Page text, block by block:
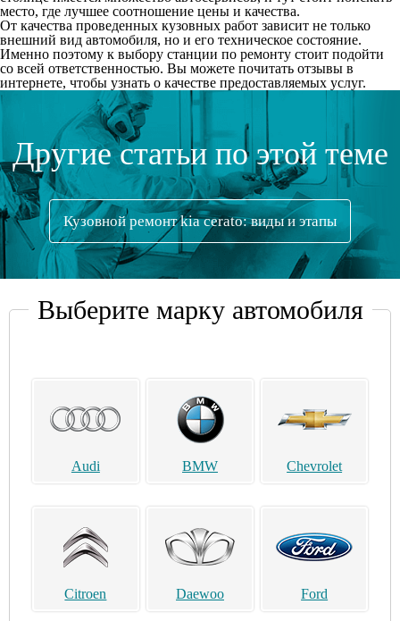
место, где лучшее соотношение цены и качества.
От качества проведенных кузовных работ зависит не только
внешний вид автомобиля, но и его техническое состояние.
Именно поэтому к выбору станции по ремонту стоит подойти
со всей ответственностью. Вы можете почитать отзывы в
интернете, чтобы узнать о качестве предоставляемых услуг.
Другие статьи по этой теме
Кузовной ремонт kia cerato: виды и этапы
Выберите марку автомобиля
Audi BMW Chevrolet
Citroen Daewoo Ford